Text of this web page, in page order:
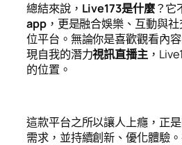
總結來說， Live173是什麼？它
app，更是融合娛樂、互動與
位平台。無論你是喜歡觀看內
現自我的潛力視訊直播主，
的位置。
這款平台之所以讓人上癮，正
需求，並持續創新、優化體驗